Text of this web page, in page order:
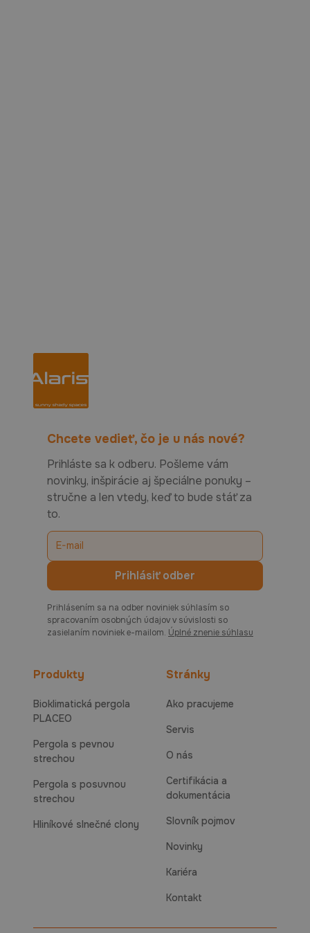
Chcete vedieť, čo je u nás nové?
Prihláste sa k odberu. Pošleme vám
novinky, inšpirácie aj špeciálne ponuky –
stručne a len vtedy, keď to bude stáť za
to.
Prihlásením sa na odber noviniek súhlasím so
spracovaním osobných údajov v súvislosti so
zasielaním noviniek e-mailom. Úplné znenie súhlasu
Produkty
Bioklimatická pergola
PLACEO
Pergola s pevnou
strechou
Pergola s posuvnou
strechou
Hliníkové slnečné clony
Stránky
Ako pracujeme
Servis
O nás
Certifikácia a
dokumentácia
Slovník pojmov
Novinky
Kariéra
Kontakt